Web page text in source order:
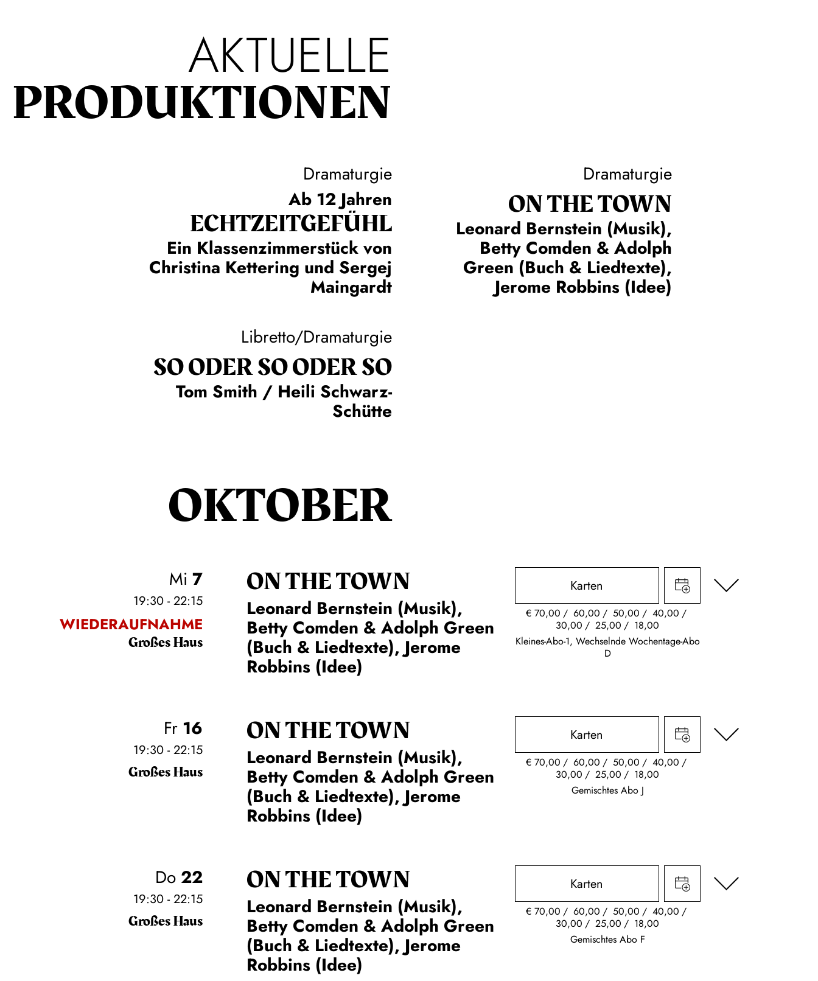
AKTUELLE
PRODUKTIONEN
Dramaturgie
Ab 12 Jahren
ECHT­ZEIT­GEFÜHL
Ein Klassenzimmerstück von
Christina Kettering und Sergej
Maingardt
Libretto/Dramaturgie
SO ODER SO ODER SO
Tom Smith / Heili Schwarz-
Schütte
Dramaturgie
ON THE TOWN
Leonard Bernstein (Musik),
Betty Comden & Adolph
Green (Buch & Liedtexte),
Jerome Robbins (Idee)
OKTOBER
Mi 7
19:30 - 22:15
WIEDERAUFNAHME
Großes Haus
ON THE TOWN
Leonard Bernstein (Musik),
Betty Comden & Adolph Green
(Buch & Liedtexte), Jerome
Robbins (Idee)
Karten
€70,00 60,00 50,00
40,00
30,00
25,00
18,00
Kleines-Abo-1, Wechselnde Wochentage-Abo
D
Fr 16
19:30 - 22:15
Großes Haus
ON THE TOWN
Leonard Bernstein (Musik),
Betty Comden & Adolph Green
(Buch & Liedtexte), Jerome
Robbins (Idee)
Karten
€70,00 60,00 50,00
40,00
30,00
25,00
18,00
Gemischtes Abo J
Do22
19:30 - 22:15
Großes Haus
ON THE TOWN
Leonard Bernstein (Musik),
Betty Comden & Adolph Green
(Buch & Liedtexte), Jerome
Robbins (Idee)
Karten
€70,00 60,00 50,00
40,00
30,00
25,00
18,00
Gemischtes Abo F